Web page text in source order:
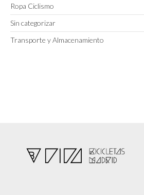
Ropa Ciclismo
Sin categorizar
Transporte y Almacenamiento